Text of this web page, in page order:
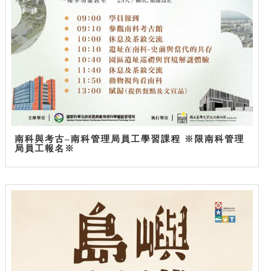
南科與考古–南科管理局員工學習課程 ※限南科管理
局員工報名※